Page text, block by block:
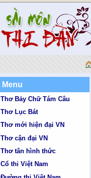
Menu
Thơ Bảy Chữ Tám Câu
Thơ Lục Bát
Thơ mới hiện đại VN
Thơ cận đại VN
Thơ tân hình thức
Cổ thi Việt Nam